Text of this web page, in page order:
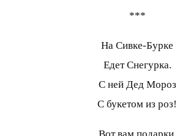
***
На Сивке-Бурке
Едет Снегурка.
С ней Дед Мороз
С букетом из роз!